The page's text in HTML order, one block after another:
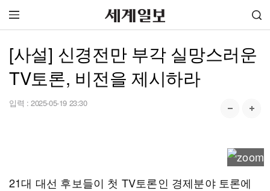
[사설] 신경전만 부각 실망스러운
TV토론, 비전을 제시하라
입력 : 2025-05-19 23:30
21대 대선 후보들이 첫 TV토론인 경제분야 토론에